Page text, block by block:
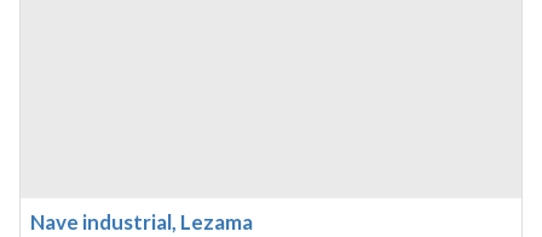
Nave industrial, Lezama